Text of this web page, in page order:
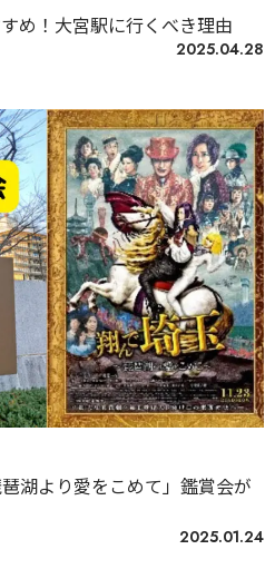
め！大宮駅に行くべき理由
2025.04.28
湖より愛をこめて」鑑賞会が
2025.01.24